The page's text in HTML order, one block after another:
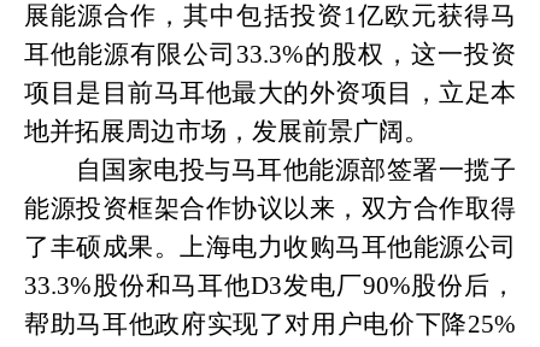
展能源合作，其中包括投资1亿欧元获得马
耳他能源有限公司33.3%的股权，这一投资
项目是目前马耳他最大的外资项目，立足本
地并拓展周边市场，发展前景广阔。
自国家电投与马耳他能源部签署一揽子
能源投资框架合作协议以来，双方合作取得
了丰硕成果。上海电力收购马耳他能源公司
33.3%股份和马耳他D3发电厂90%股份后，
帮助马耳他政府实现了对用户电价下降25%